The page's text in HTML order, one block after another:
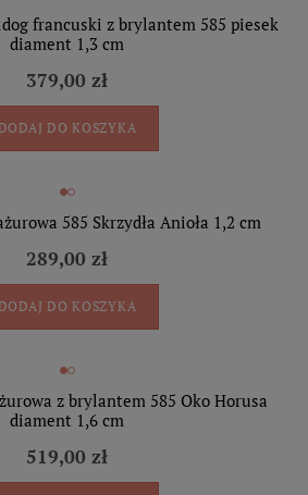
francuski z brylantem 585 piesek
diament 1,3 cm
379,00 zł
DODAJ DO KOSZYKA
585 Skrzydła Anioła 1,2 cm
289,00 zł
DODAJ DO KOSZYKA
z brylantem 585 Oko Horusa
diament 1,6 cm
519,00 zł